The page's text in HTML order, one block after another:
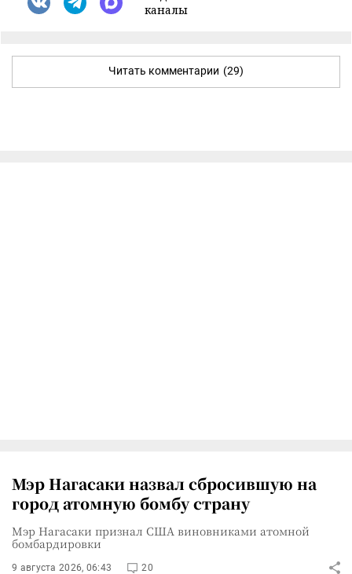
каналы
Читать комментарии (29)
Мэр Нагасаки назвал сбросившую на
город атомную бомбу страну
Мэр Нагасаки признал США виновниками атомной
бомбардировки
9 августа 2026, 06:43 20